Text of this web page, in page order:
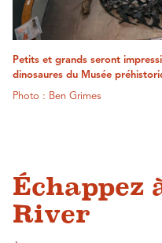
Petits et grands seront
dinosaures du Musée
Photo : Ben Grimes
Échappez
River